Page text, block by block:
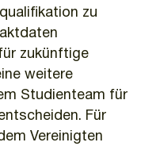
zu
zukünftige
weitere
Studienteam für
Für
Vereinigten